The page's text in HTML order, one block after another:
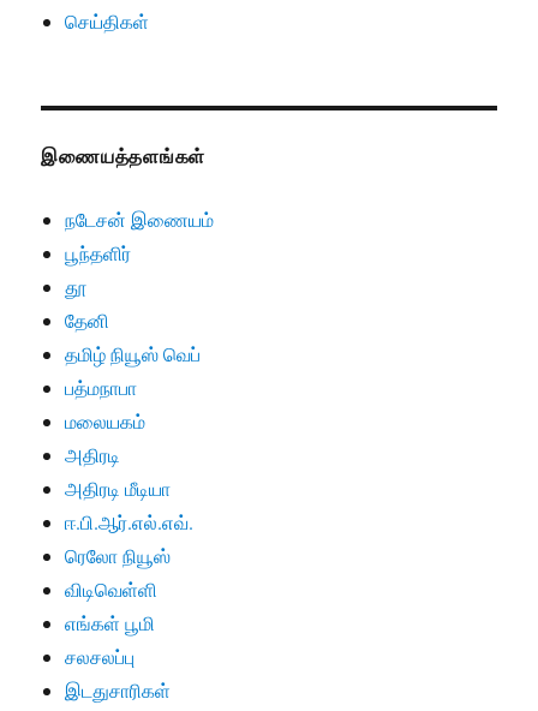
செய்திகள்
இணையத்தளங்கள்
நடேசன் இணையம்
பூந்தளிர்
தூ
தேனி
தமிழ் நியூஸ் வெப்
பத்மநாபா
மலையகம்
அதிரடி
அதிரடி மீடியா
ஈ.பி.ஆர்.எல்.எவ்.
ரெலோ நியூஸ்
விடிவெள்ளி
எங்கள் பூமி
சலசலப்பு
இடதுசாரிகள்